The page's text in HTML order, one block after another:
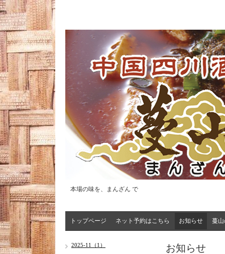
本場の味を、まんざん で
トップページ ネット予約はこちら お知らせ 蔓
お知らせ
2025-11（1）